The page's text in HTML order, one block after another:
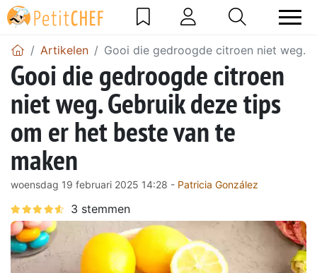
Artikelen Gooi die gedroogde citroen niet weg.
Gooi die gedroogde citroen
niet weg. Gebruik deze tips
om er het beste van te
maken
woensdag 19 februari 2025 14:28 - Patricia González